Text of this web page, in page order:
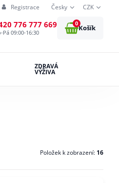
Registrace Česky CZK
776 777 669
Pá 09:00-16:30
0
Košík
ZDRAVÁ
VÝŽIVA
Položek k zobrazení: 16